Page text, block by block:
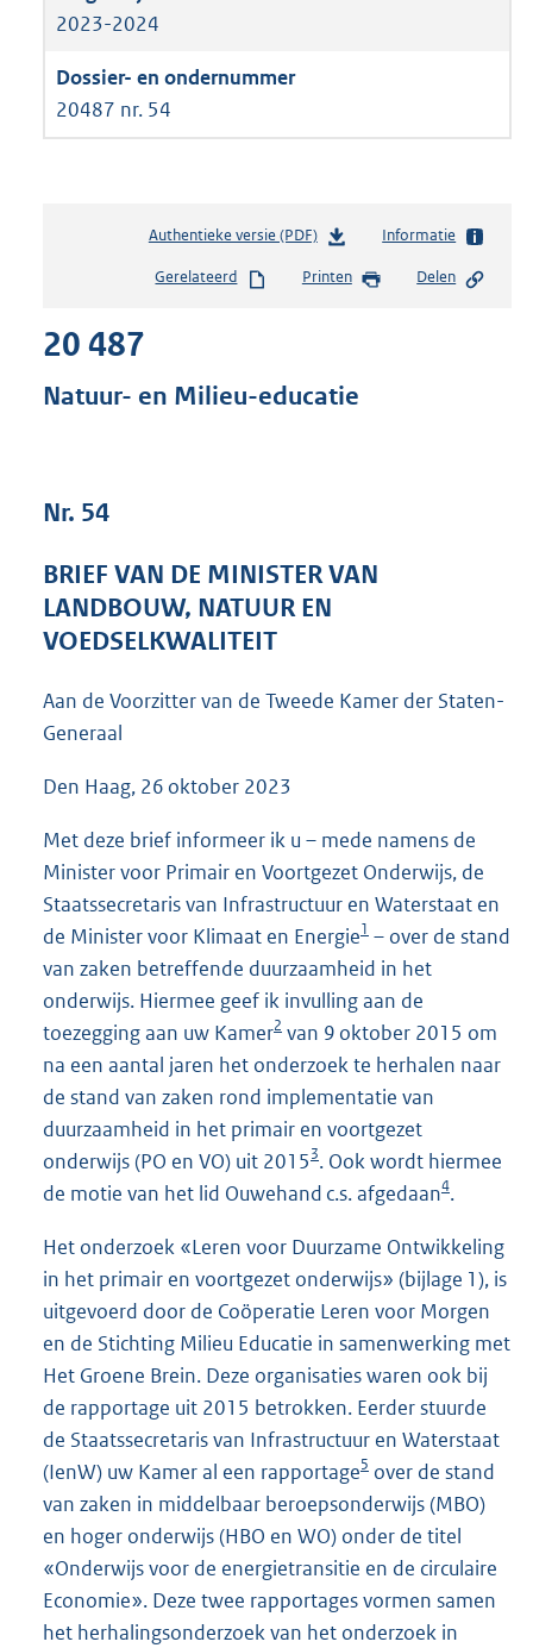
2023-2024
20487 nr. 54
Authentieke versie (PDF)b
s
s
e
:
b
Informatie
Gerelateerd Printen Delen
20 487
Natuur- en Milieu-educatie
Nr. 54
BRIEF VAN DE MINISTER VAN
LANDBOUW, NATUUR EN
VOEDSELKWALITEIT
Aan de Voorzitter van de Tweede Kamer der Staten-
Generaal
Den Haag, 26 oktober 2023
Met deze brief informeer ik u – mede namens de
Minister voor Primair en Voortgezet Onderwijs, de
Staatssecretaris van Infrastructuur en Waterstaat en
de Minister voor Klimaat en Energie1 – over de stand
van zaken betreffende duurzaamheid in het
onderwijs. Hiermee geef ik invulling aan de
toezegging aan uw Kamer2 van 9 oktober 2015 om
na een aantal jaren het onderzoek te herhalen naar
de stand van zaken rond implementatie van
duurzaamheid in het primair en voortgezet
onderwijs (PO en VO) uit 20153. Ook wordt hiermee
de motie van het lid Ouwehand c.s. afgedaan4.
Het onderzoek «Leren voor Duurzame Ontwikkeling
in het primair en voortgezet onderwijs» (bijlage 1), is
uitgevoerd door de Coöperatie Leren voor Morgen
en de Stichting Milieu Educatie in samenwerking met
Het Groene Brein. Deze organisaties waren ook bij
de rapportage uit 2015 betrokken. Eerder stuurde
de Staatssecretaris van Infrastructuur en Waterstaat
(IenW) uw Kamer al een rapportage5 over de stand
van zaken in middelbaar beroepsonderwijs (MBO)
en hoger onderwijs (HBO en WO) onder de titel
«Onderwijs voor de energietransitie en de circulaire
Economie». Deze twee rapportages vormen samen
het herhalingsonderzoek van het onderzoek in